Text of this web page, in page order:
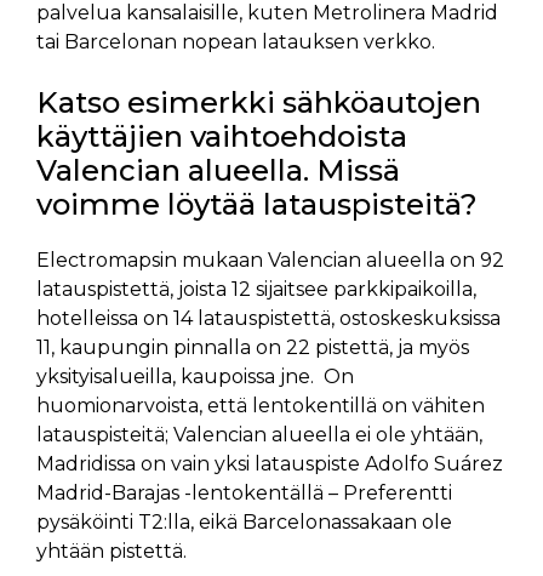
palvelua kansalaisille, kuten Metrolinera Madrid
tai Barcelonan nopean latauksen verkko.
Katso esimerkki sähköautojen
käyttäjien vaihtoehdoista
Valencian alueella. Missä
voimme löytää latauspisteitä?
Electromapsin mukaan Valencian alueella on 92
latauspistettä, joista 12 sijaitsee parkkipaikoilla,
hotelleissa on 14 latauspistettä, ostoskeskuksissa
11, kaupungin pinnalla on 22 pistettä, ja myös
yksityisalueilla, kaupoissa jne. On
huomionarvoista, että lentokentillä on vähiten
latauspisteitä; Valencian alueella ei ole yhtään,
Madridissa on vain yksi latauspiste Adolfo Suárez
Madrid-Barajas -lentokentällä – Preferentti
pysäköinti T2:lla, eikä Barcelonassakaan ole
yhtään pistettä.